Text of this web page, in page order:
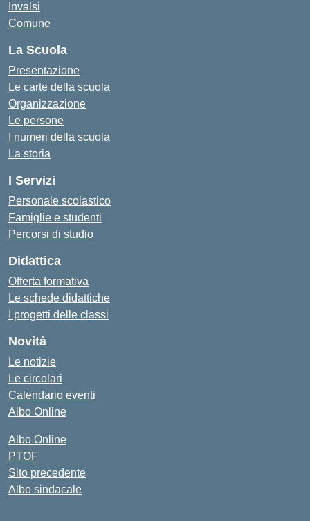
Invalsi
Comune
La Scuola
Presentazione
Le carte della scuola
Organizzazione
Le persone
I numeri della scuola
La storia
I Servizi
Personale scolastico
Famiglie e studenti
Percorsi di studio
Didattica
Offerta formativa
Le schede didattiche
I progetti delle classi
Novità
Le notizie
Le circolari
Calendario eventi
Albo Online
Albo Online
PTOF
Sito precedente
Albo sindacale